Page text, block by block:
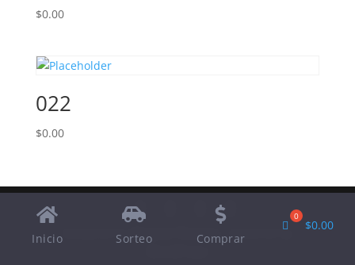
$0.00
022
$0.00
Designed by Elegant Themes
| Powered by
Inicio Sorteo Comprar
$0.00